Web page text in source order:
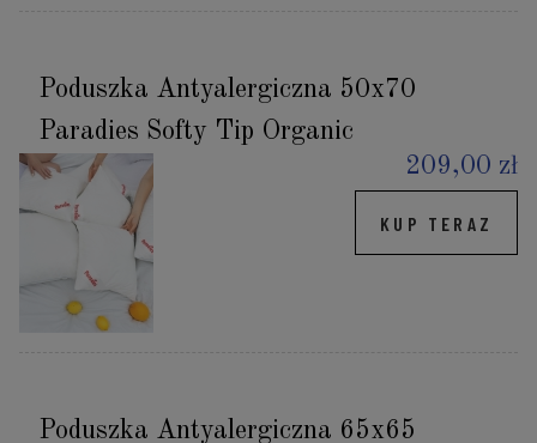
Poduszka Antyalergiczna 50x70
Paradies Softy Tip Organic
209,00 zł
KUP TERAZ
Poduszka Antyalergiczna 65x65